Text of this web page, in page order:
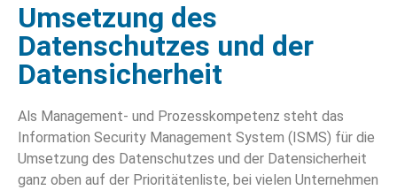
Umsetzung des
Datenschutzes und der
Datensicherheit
Als Management- und Prozesskompetenz steht das
Information Security Management System (ISMS) für die
Umsetzung des Datenschutzes und der Datensicherheit
ganz oben auf der Prioritätenliste, bei vielen Unternehmen